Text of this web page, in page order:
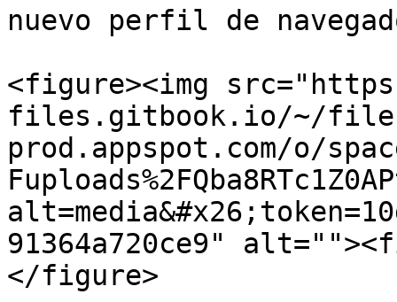
nuevo perfil de
<figure><img
files.gitbook.io/~/
prod.appspot.com/o/
91364a720ce9"
</figure>